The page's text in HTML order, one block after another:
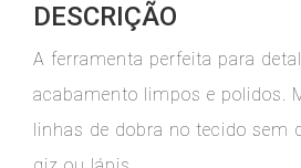
DESCRIÇÃO
A ferramenta perfeita para
acabamento limpos e polidos.
linhas de dobra no tecido sem